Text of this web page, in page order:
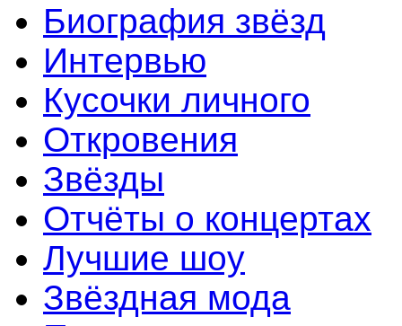
Биография звёзд
Интервью
Кусочки личного
Откровения
Звёзды
Отчёты о концертах
Лучшие шоу
Звёздная мода